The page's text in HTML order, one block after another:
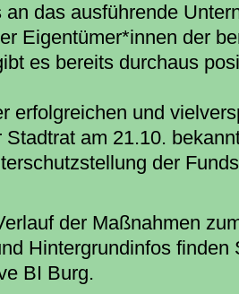
an das ausführende
Eigentümer*innen der
es bereits durchaus
erfolgreichen und
am 21.10.
der
der Maßnahmen
Hintergrundinfos
BI Burg.